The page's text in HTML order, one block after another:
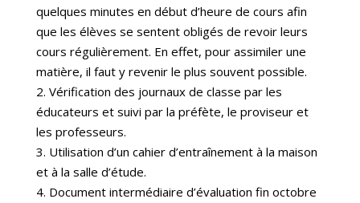
quelques minutes en début d’heure de cours afin
que les élèves se sentent obligés de revoir leurs
cours régulièrement. En effet, pour assimiler une
matière, il faut y revenir le plus souvent possible.
2. Vérification des journaux de classe par les
éducateurs et suivi par la préfète, le proviseur et
les professeurs.
3. Utilisation d’un cahier d’entraînement à la maison
et à la salle d’étude.
4. Document intermédiaire d’évaluation fin octobre